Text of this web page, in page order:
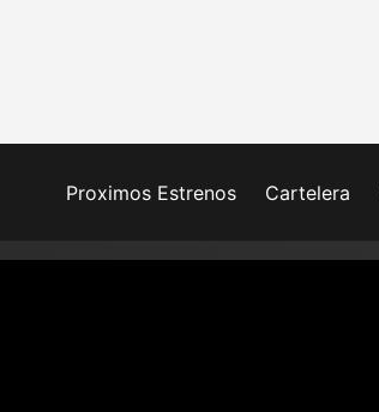
Proximos Estrenos Cartelera